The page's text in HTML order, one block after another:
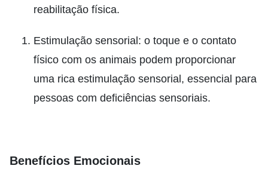
reabilitação física.
Estimulação sensorial: o toque e o contato
físico com os animais podem proporcionar
uma rica estimulação sensorial, essencial para
pessoas com deficiências sensoriais.
Benefícios Emocionais